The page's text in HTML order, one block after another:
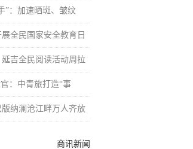
”：加速晒斑、皱纹
全民国家安全教育日
吉全民阅读活动周拉
：中青旅打造“事
纳澜沧江畔万人齐放
商讯新闻